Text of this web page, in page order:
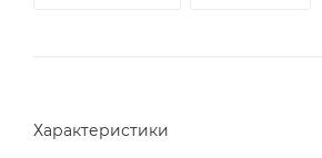
Характеристики